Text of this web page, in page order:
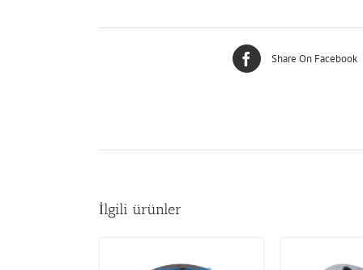
Share On Facebook
İlgili ürünler